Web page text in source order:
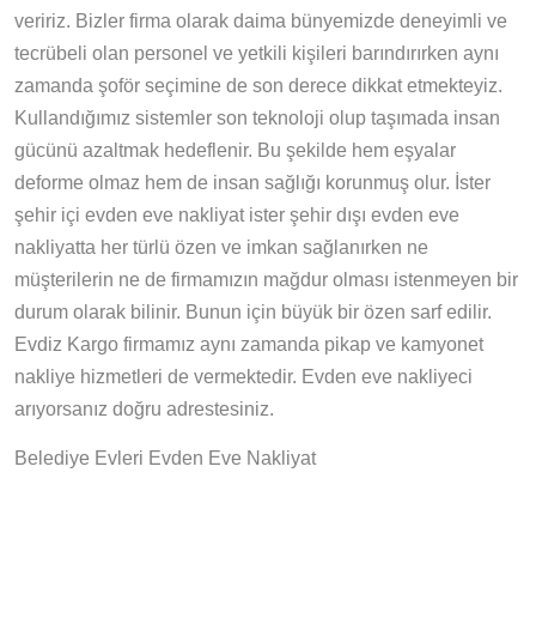
veririz. Bizler firma olarak daima bünyemizde deneyimli ve
tecrübeli olan personel ve yetkili kişileri barındırırken aynı
zamanda şoför seçimine de son derece dikkat etmekteyiz.
Kullandığımız sistemler son teknoloji olup taşımada insan
gücünü azaltmak hedeflenir. Bu şekilde hem eşyalar
deforme olmaz hem de insan sağlığı korunmuş olur. İster
şehir içi evden eve nakliyat ister şehir dışı evden eve
nakliyatta her türlü özen ve imkan sağlanırken ne
müşterilerin ne de firmamızın mağdur olması istenmeyen bir
durum olarak bilinir. Bunun için büyük bir özen sarf edilir.
Evdiz Kargo firmamız aynı zamanda pikap ve kamyonet
nakliye hizmetleri de vermektedir. Evden eve nakliyeci
arıyorsanız doğru adrestesiniz.
Belediye Evleri Evden Eve Nakliyat